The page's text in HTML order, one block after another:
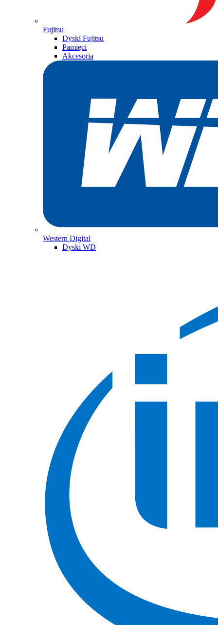
Fujitsu
Dyski Fujitsu
Pamięci
Akcesoria
Western Digital
Dyski WD